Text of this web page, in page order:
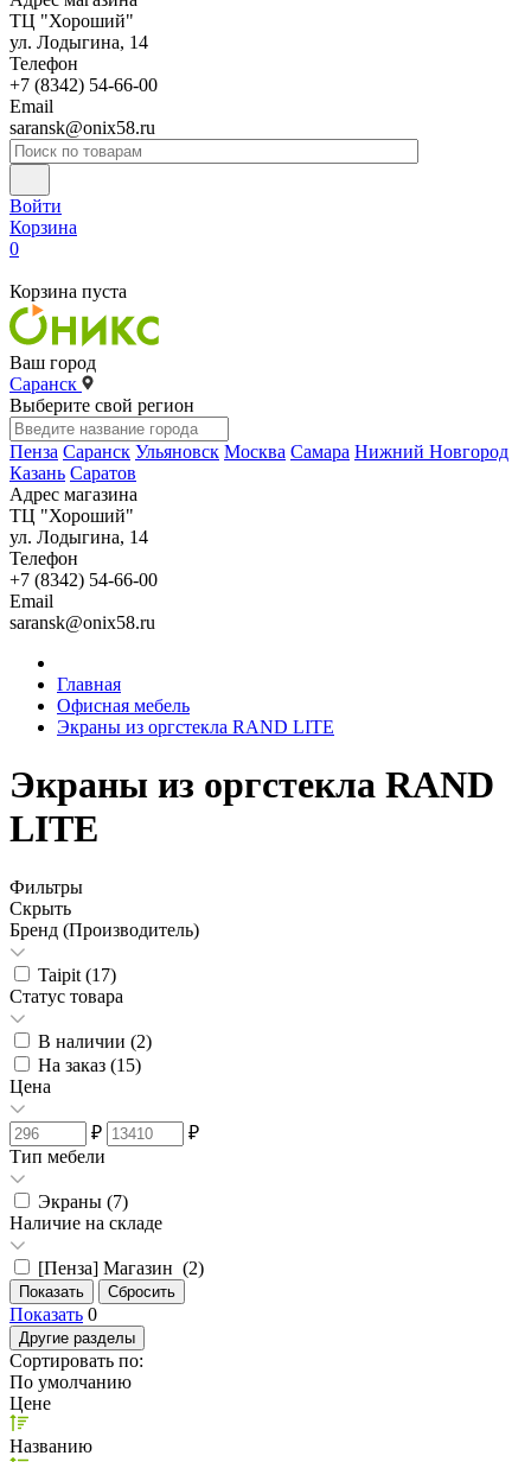
ТЦ "Хороший"
ул. Лодыгина, 14
Телефон
+7 (8342) 54-66-00
Email
saransk@onix58.ru
Войти
Корзина
0
Корзина пуста
Ваш город
Саранск
Выберите свой регион
Пенза Саранск Ульяновск Москва Самара Нижний Новгород
Казань Саратов
Адрес магазина
ТЦ "Хороший"
ул. Лодыгина, 14
Телефон
+7 (8342) 54-66-00
Email
saransk@onix58.ru
Главная
Офисная мебель
Экраны из оргстекла RAND LITE
Экраны из оргстекла RAND
LITE
Фильтры
Скрыть
Бренд (Производитель)
Taipit (17)
Статус товара
В наличии (2)
На заказ (15)
Цена
₽
₽
Тип мебели
Экраны (7)
Наличие на складе
[Пенза] Магазин (2)
Показать 0
Другие разделы
Сортировать по:
По умолчанию
Цене
Названию